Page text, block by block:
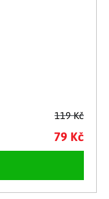
119 Kč
79 Kč